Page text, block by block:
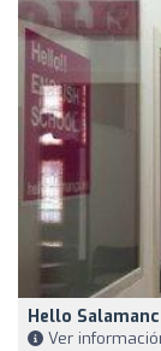
Hello
Ver